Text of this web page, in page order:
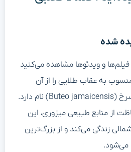
شده
فیلم‌ها و ویدئوها مشاهده می‌کنید
به عقاب طلایی را از آن
می‌شنوید، در واقع باز دم‌سرخ (Buteo jamaicensis) نام دارد.
از منابع طبیعی میزوری، این
زندگی می‌کند و از بزرگ‌ترین
می‌شود.